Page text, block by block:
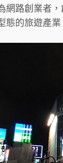
路創業者
態的旅遊產業